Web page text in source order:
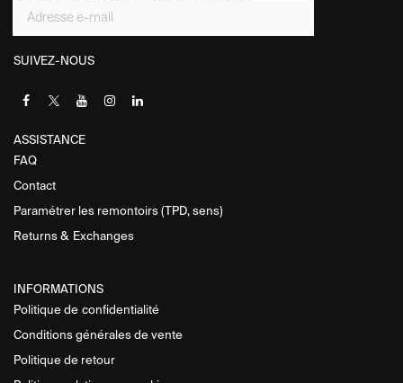
SUIVEZ-NOUS
ASSISTANCE​
FAQ
Contact
Paramétrer les remontoirs (TPD, sens)
Returns & Exchanges
INFORMATIONS
Politique de confidentialité
Conditions générales de vente
Politique de retour